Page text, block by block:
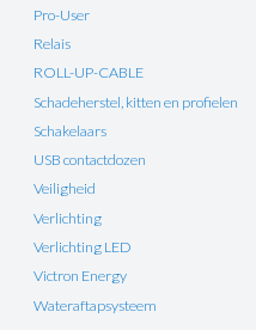
Pro-User
Relais
ROLL-UP-CABLE
Schadeherstel, kitten en profielen
Schakelaars
USB contactdozen
Veiligheid
Verlichting
Verlichting LED
Victron Energy
Wateraftapsysteem